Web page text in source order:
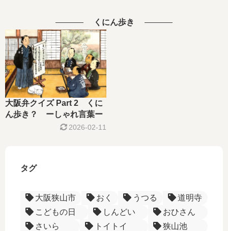
くにん歩き
大阪弁クイズ Part 2 くに
ん歩き？ ーしゃれ言葉ー
2026-02-11
タグ
大阪狭山市 おく うつる
道明寺
こどもの日
しんどい
おひさん
さいら
トイトイ
狭山池